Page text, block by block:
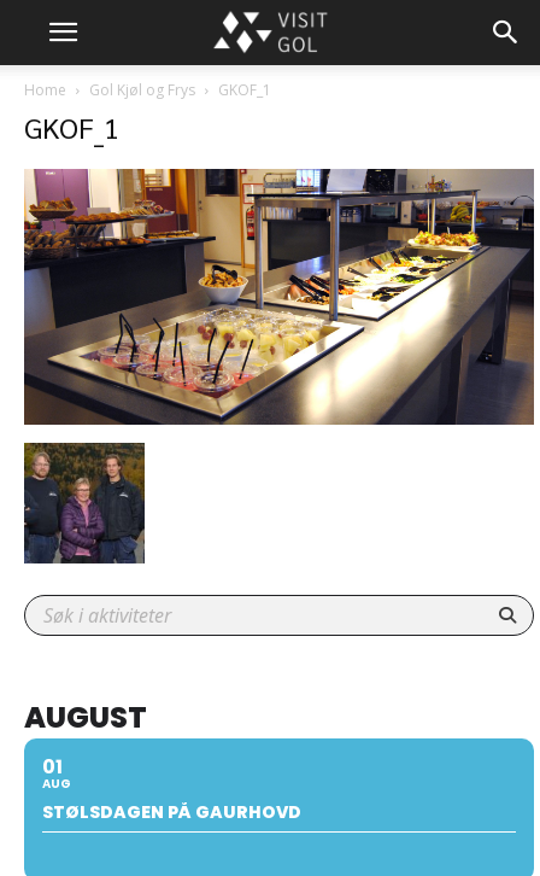
Home Gol Kjøl og Frys GKOF_1
GKOF_1
AUGUST
01
AUG
STØLSDAGEN PÅ GAURHOVD